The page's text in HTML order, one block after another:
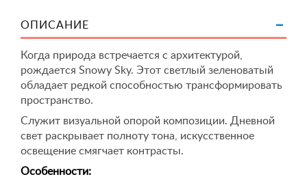
ОПИСАНИЕ
Когда природа встречается с архитектурой,
рождается Snowy Sky. Этот светлый зеленоватый
обладает редкой способностью трансформировать
пространство.
Служит визуальной опорой композиции. Дневной
свет раскрывает полноту тона, искусственное
освещение смягчает контрасты.
Особенности: